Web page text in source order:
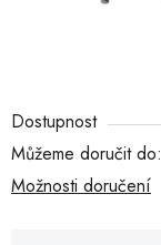
Dostupnost
Můžeme doručit do:
Možnosti doručení